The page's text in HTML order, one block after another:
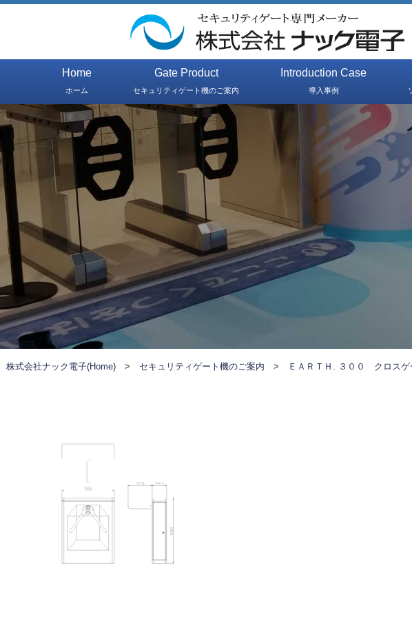
Home
ホーム
Gate Product
セキュリティゲート機のご案内
Introduction Case
導入事例
株式会社ナック電子(Home) > セキュリティゲート機のご案内 > ＥＡＲＴＨ. ３００ クロスゲ